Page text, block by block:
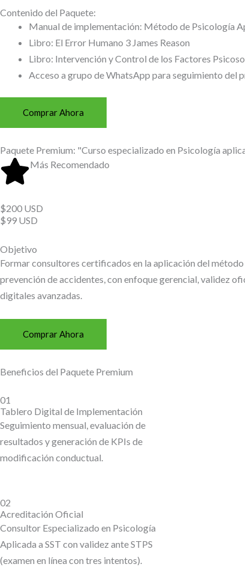
Contenido del Paquete:
Manual de implementación: Método de Psicología
Libro: El Error Humano 3 James Reason
Libro: Intervención y Control de los Factores
Acceso a grupo de WhatsApp para seguimiento del
Comprar Ahora
Paquete Premium: "Curso especializado en Psicología
Más Recomendado
$200 USD
$99 USD
Objetivo
Formar consultores certificados en la aplicación del
prevención de accidentes, con enfoque gerencial, validez
digitales avanzadas.
Comprar Ahora
Beneficios del Paquete Premium
01
Tablero Digital de Implementación
Seguimiento mensual, evaluación de
resultados y generación de KPIs de
modificación conductual.
02
Acreditación Oficial
Consultor Especializado en Psicología
Aplicada a SST con validez ante STPS
(examen en línea con tres intentos).